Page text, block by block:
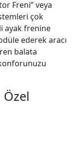
Freni” veya
çok
ayak frenine
ederek aracı
balata
Özel